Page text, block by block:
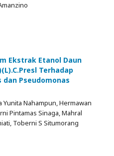
Ekstrak Etanol Daun
Terhadap
Pseudomonas
Nahampun, Hermawan
Pintamas Sinaga, Mahral
Toberni S Situmorang